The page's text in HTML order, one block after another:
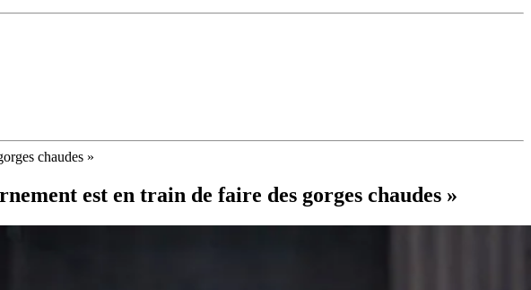
chaudes »
est en train de faire des gorges chaudes »